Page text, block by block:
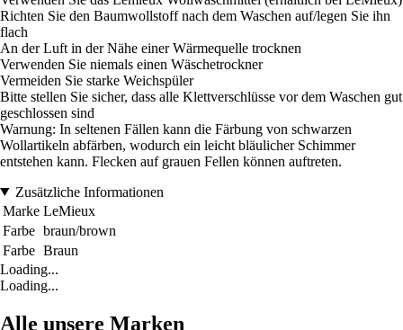
Richten Sie den Baumwollstoff nach dem Waschen auf/legen Sie ihn
flach
An der Luft in der Nähe einer Wärmequelle trocknen
Verwenden Sie niemals einen Wäschetrockner
Vermeiden Sie starke Weichspüler
Bitte stellen Sie sicher, dass alle Klettverschlüsse vor dem Waschen gut
geschlossen sind
Warnung: In seltenen Fällen kann die Färbung von schwarzen
Wollartikeln abfärben, wodurch ein leicht bläulicher Schimmer
entstehen kann. Flecken auf grauen Fellen können auftreten.
Zusätzliche Informationen
Marke LeMieux
Farbe braun/brown
Farbe Braun
Loading...
Loading...
Alle unsere Marken